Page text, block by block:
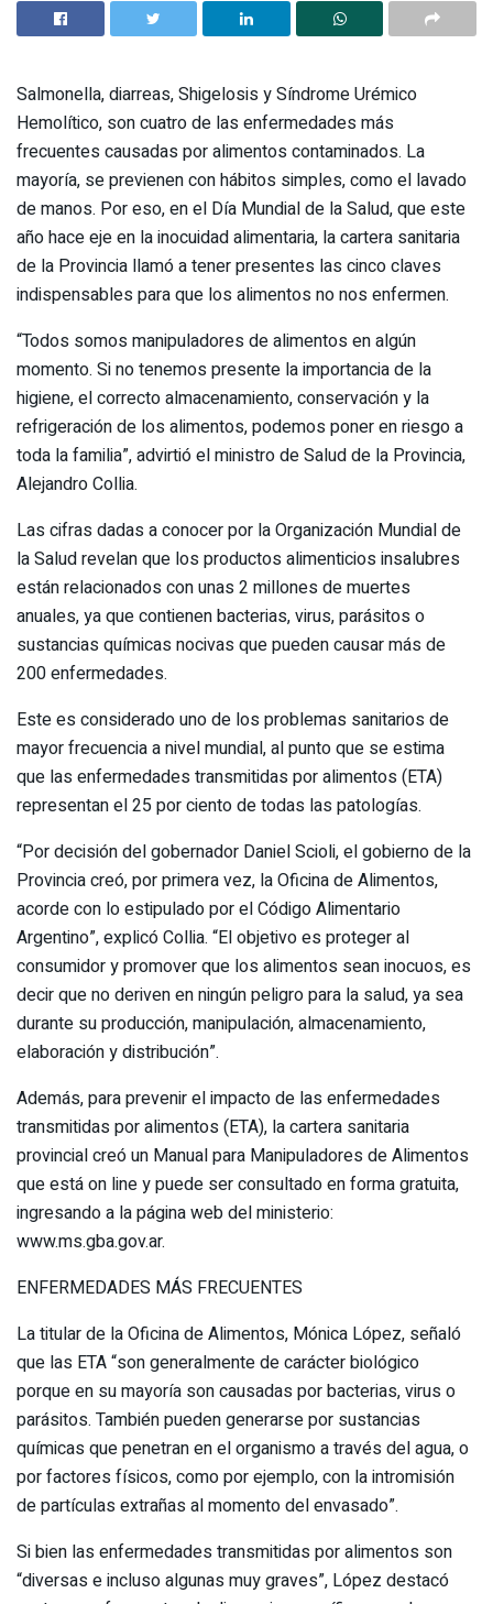
Salmonella, diarreas, Shigelosis y Síndrome Urémico
Hemolítico, son cuatro de las enfermedades más
frecuentes causadas por alimentos contaminados. La
mayoría, se previenen con hábitos simples, como el lavado
de manos. Por eso, en el Día Mundial de la Salud, que este
año hace eje en la inocuidad alimentaria, la cartera sanitaria
de la Provincia llamó a tener presentes las cinco claves
indispensables para que los alimentos no nos enfermen.
“Todos somos manipuladores de alimentos en algún
momento. Si no tenemos presente la importancia de la
higiene, el correcto almacenamiento, conservación y la
refrigeración de los alimentos, podemos poner en riesgo a
toda la familia”, advirtió el ministro de Salud de la Provincia,
Alejandro Collia.
Las cifras dadas a conocer por la Organización Mundial de
la Salud revelan que los productos alimenticios insalubres
están relacionados con unas 2 millones de muertes
anuales, ya que contienen bacterias, virus, parásitos o
sustancias químicas nocivas que pueden causar más de
200 enfermedades.
Este es considerado uno de los problemas sanitarios de
mayor frecuencia a nivel mundial, al punto que se estima
que las enfermedades transmitidas por alimentos (ETA)
representan el 25 por ciento de todas las patologías.
“Por decisión del gobernador Daniel Scioli, el gobierno de la
Provincia creó, por primera vez, la Oficina de Alimentos,
acorde con lo estipulado por el Código Alimentario
Argentino”, explicó Collia. “El objetivo es proteger al
consumidor y promover que los alimentos sean inocuos, es
decir que no deriven en ningún peligro para la salud, ya sea
durante su producción, manipulación, almacenamiento,
elaboración y distribución”.
Además, para prevenir el impacto de las enfermedades
transmitidas por alimentos (ETA), la cartera sanitaria
provincial creó un Manual para Manipuladores de Alimentos
que está on line y puede ser consultado en forma gratuita,
ingresando a la página web del ministerio:
www.ms.gba.gov.ar.
ENFERMEDADES MÁS FRECUENTES
La titular de la Oficina de Alimentos, Mónica López, señaló
que las ETA “son generalmente de carácter biológico
porque en su mayoría son causadas por bacterias, virus o
parásitos. También pueden generarse por sustancias
químicas que penetran en el organismo a través del agua, o
por factores físicos, como por ejemplo, con la intromisión
de partículas extrañas al momento del envasado”.
Si bien las enfermedades transmitidas por alimentos son
“diversas e incluso algunas muy graves”, López destacó